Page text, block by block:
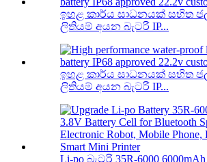
ඉහළ කාර්ය සාධනයක් සහිත
ලිතියම් අයන බැටරි IP...
ඉහළ කාර්ය සාධනයක් සහිත
ලිතියම් අයන බැටරි IP...
Li-po බැටරි 35R-6000